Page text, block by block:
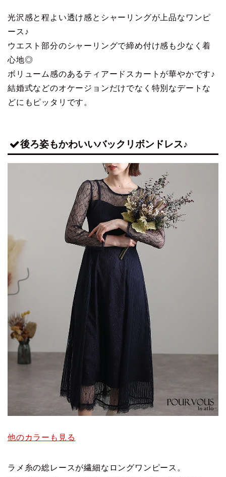
光沢感と程よい透け感とシャーリングが上品なワンピ
ース♪
ウエスト部分のシャーリングで締め付け感も少なく着
心地◎
ボリューム感のあるティアードスカートが華やかです♪
結婚式などのオケージョンだけでなく特別なデートな
どにもピッタリです。
後ろ姿もかわいいバックリボンドレス♪
他のカラーも見る
ラメ糸の総レースが繊細なロングワンピース。